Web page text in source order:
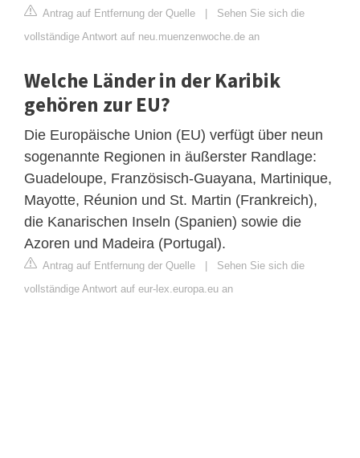
Antrag auf Entfernung der Quelle | Sehen Sie sich die
vollständige Antwort auf neu.muenzenwoche.de an
Welche Länder in der Karibik
gehören zur EU?
Die Europäische Union (EU) verfügt über neun
sogenannte Regionen in äußerster Randlage:
Guadeloupe, Französisch-Guayana, Martinique,
Mayotte, Réunion und St. Martin (Frankreich),
die Kanarischen Inseln (Spanien) sowie die
Azoren und Madeira (Portugal).
Antrag auf Entfernung der Quelle | Sehen Sie sich die
vollständige Antwort auf eur-lex.europa.eu an